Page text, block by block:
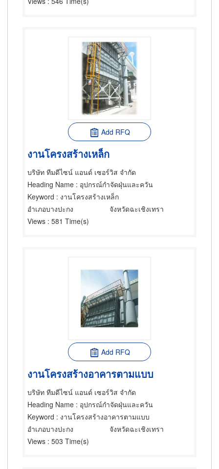
Add RFQ
งานโครงสร้างเหล็ก
บริษัท ทีมดีไซน์ แอนด์ เซอร์วิส จำกัด
Heading Name : อุปกรณ์กำจัดฝุ่นและควัน
Keyword : งานโครงสร้างเหล็ก
อำเภอบางปะกง
จังหวัดฉะเชิงเทรา
Views : 581 Time(s)
Add RFQ
งานโครงสร้างอาคารตามแบบ
บริษัท ทีมดีไซน์ แอนด์ เซอร์วิส จำกัด
Heading Name : อุปกรณ์กำจัดฝุ่นและควัน
Keyword : งานโครงสร้างอาคารตามแบบ
อำเภอบางปะกง
จังหวัดฉะเชิงเทรา
Views : 503 Time(s)